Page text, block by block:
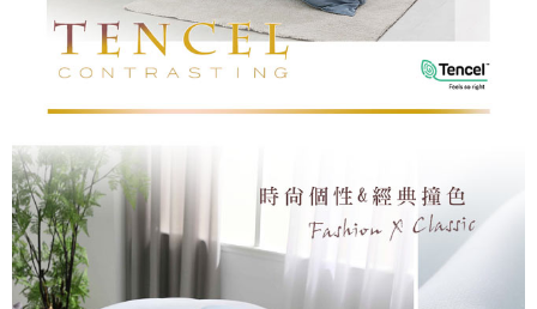
恩沛科技股份有限公司將有權停止該用戶之使用額度並採取法律行動。